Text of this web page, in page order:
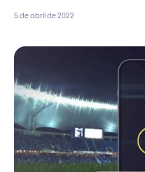
5 de abril de 2022